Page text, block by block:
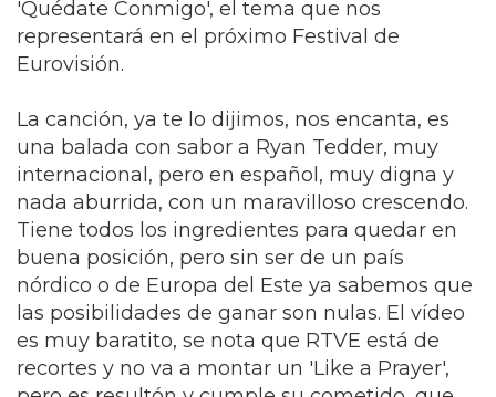
'Quédate Conmigo', el tema que nos
representará en el próximo Festival de
Eurovisión.
La canción, ya te lo dijimos, nos encanta, es
una balada con sabor a Ryan Tedder, muy
internacional, pero en español, muy digna y
nada aburrida, con un maravilloso crescendo.
Tiene todos los ingredientes para quedar en
buena posición, pero sin ser de un país
nórdico o de Europa del Este ya sabemos que
las posibilidades de ganar son nulas. El vídeo
es muy baratito, se nota que RTVE está de
recortes y no va a montar un 'Like a Prayer',